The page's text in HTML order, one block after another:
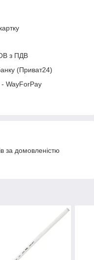
з ПДВ
(Приват24)
WayForPay
за домовленістю